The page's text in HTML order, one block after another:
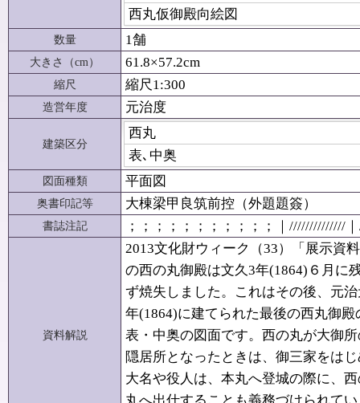
西丸仮御殿向絵図
数量 1舗
大きさ（cm） 61.8×57.2cm
縮尺 縮尺1:300
造営年度 元治度
建築区分
西丸
表､中奥
図面種類 平面図
奥書印記等 大棟梁甲良筑前控（外題題簽）
書誌注記 ；；；；；；；；；；；｜//////////////
資料解説
2013文化財ウィーク（33）「展示資
の西の丸御殿は文久3年(1864)６月に
ず焼失しました。これはその後、元
年(1864)に建てられた最後の西丸御殿
表・中奥の図面です。西の丸が大御
隠居所となったときは、御三家をは
大名や役人は、本丸へ登城の際に、